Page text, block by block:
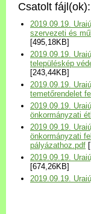
Választási
Versenyképes
Program
Települési
Kézikönyv
Hírek
Bezerédj
Csatolt fájl(ok):
2019.09.19.
szervezeti és
[495,18KB]
2019.09.19.
településkép
[243,44KB]
2019.09.19.
temetőrendelet
2019.09.19.
önkormányzati
2019.09.19.
önkormányzati
pályázathoz.pdf
2019.09.19.
[674,26KB]
2019.09.19.